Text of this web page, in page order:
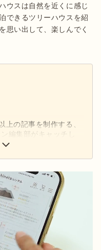
ウスは自然を近くに感じ
できるツリーハウスを紹
思い出して、楽しんでく
上の記事を制作する、
編集部がキャッチし
します。